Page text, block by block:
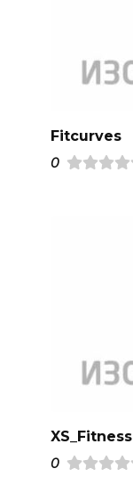
Fitcurves
0
XS_Fitness
0